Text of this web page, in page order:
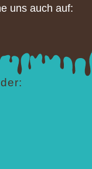
uns auch auf: